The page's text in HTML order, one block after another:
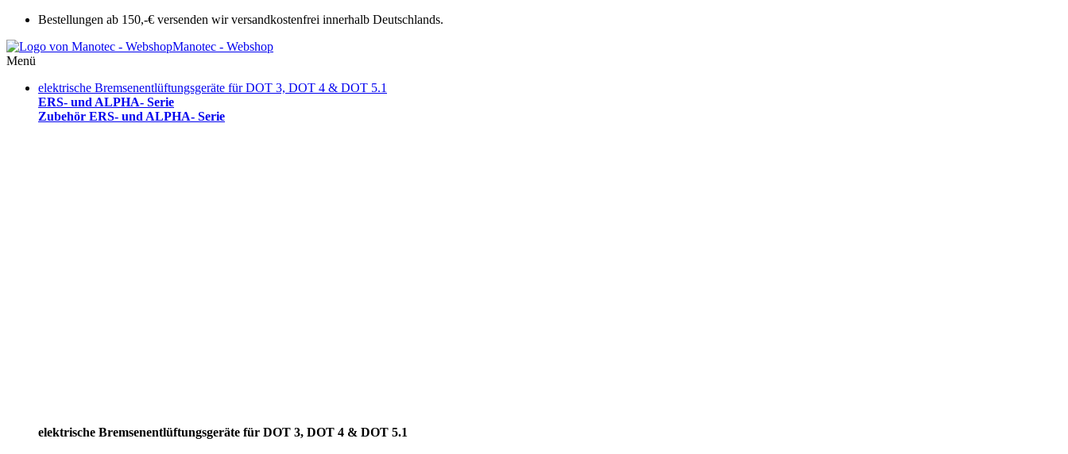
Bestellungen ab 150,-€ versenden wir versandkostenfrei innerhalb Deutschlands.
Manotec - Webshop
Menü
elektrische Bremsenentlüftungsgeräte für DOT 3, DOT 4 & DOT 5.1
ERS- und ALPHA- Serie
Zubehör ERS- und ALPHA- Serie
elektrische Bremsenentlüftungsgeräte für DOT 3, DOT 4 & DOT 5.1